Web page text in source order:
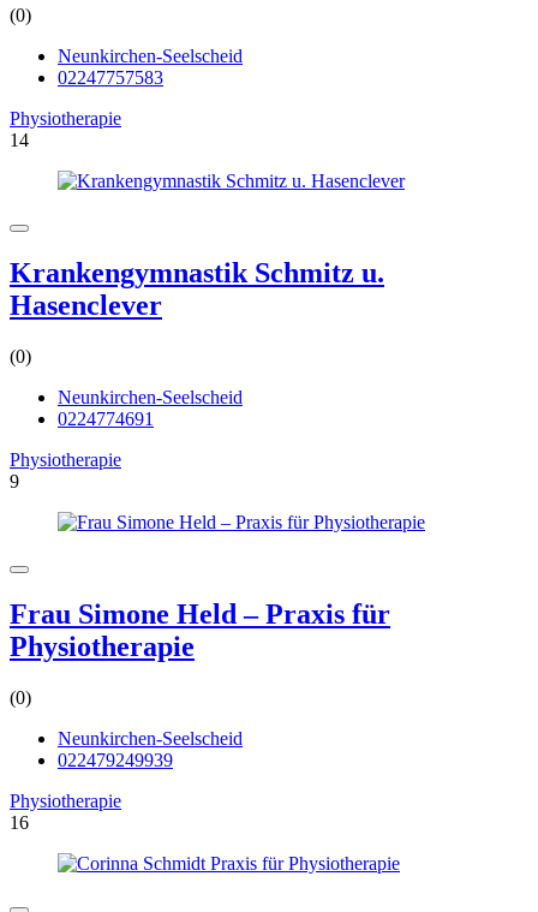
(0)
Neunkirchen-Seelscheid
02247757583
Physiotherapie
14
Krankengymnastik Schmitz u.
Hasenclever
(0)
Neunkirchen-Seelscheid
0224774691
Physiotherapie
9
Frau Simone Held – Praxis für
Physiotherapie
(0)
Neunkirchen-Seelscheid
022479249939
Physiotherapie
16